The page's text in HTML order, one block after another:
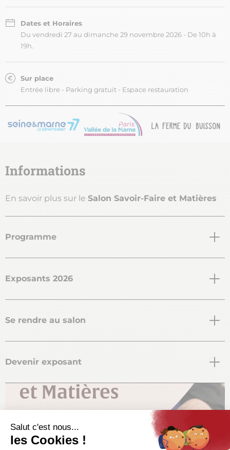
Dates et Horaires
Du vendredi 27 au dimanche 29 novembre 2026 - De 10h à
19h.
Sur place
Entrée libre - Parking gratuit - Espace restauration
Informations
En savoir plus sur le Salon Savoir-Faire et Matières
Programme
Exposants 2026
Se rendre au salon
Devenir exposant